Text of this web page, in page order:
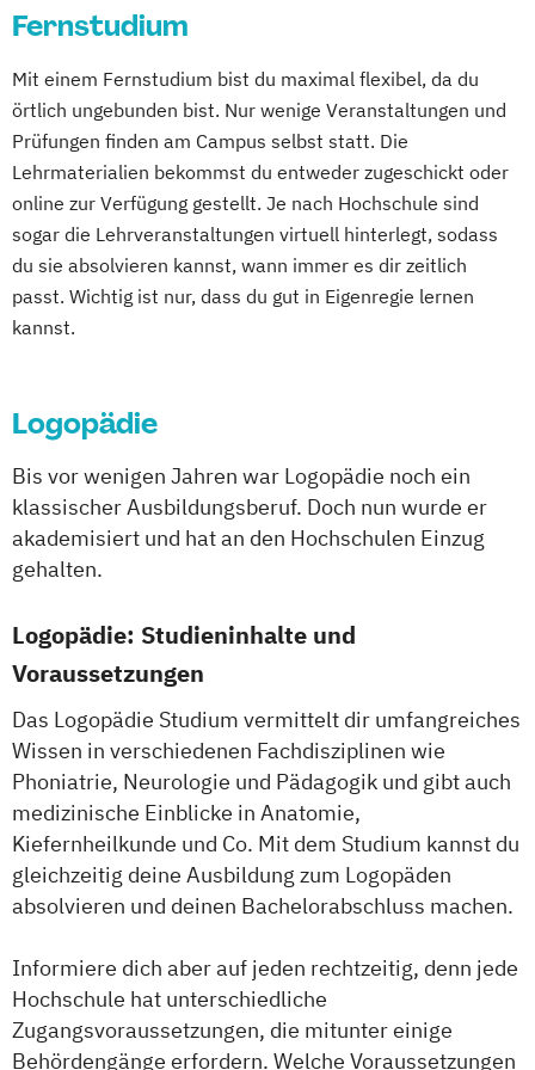
Lebensmittelmanagement und -
Lernpsychologie und integrative
Lerntherapie
Management im Gesundheitswesen
Pflege
Pharmamanagement und -technologie
Praxis- und Versorgungsmanagement
Soziale Arbeit
Soziale Arbeit im Online-Abendstudium
Therapiewissenschaften - Physiotherapie
Kindheitspädagogik Duales Studium
Komplementäre Heilverfahren in der
Schmerztherapie
Krisenmanagement im Be­völ­kerungsschutz
Logopädie
Medical Fitness & Athletic Management
Medizinalfachberufe
Pharmamanagement und
Physician Assistant Physiotherapie
Psychologie
Empowerment
Soziale Arbeit
Soziale Arbeit Duales Studium
Soziale Arbeit Präsenzstudium
Sozialmanagement
Fernstudium
Mit einem Fernstudium bist du maximal flexibel, da du
örtlich ungebunden bist. Nur wenige Veranstaltungen und
Prüfungen finden am Campus selbst statt. Die
Lehrmaterialien bekommst du entweder zugeschickt oder
online zur Verfügung gestellt. Je nach Hochschule sind
sogar die Lehrveranstaltungen virtuell hinterlegt, sodass
du sie absolvieren kannst, wann immer es dir zeitlich
passt. Wichtig ist nur, dass du gut in Eigenregie lernen
kannst.
Logopädie
Bis vor wenigen Jahren war Logopädie noch ein
klassischer Ausbildungsberuf. Doch nun wurde er
akademisiert und hat an den Hochschulen Einzug
gehalten.
Logopädie: Studieninhalte und
Voraussetzungen
Das Logopädie Studium vermittelt dir umfangreiches
Wissen in verschiedenen Fachdisziplinen wie
Phoniatrie, Neurologie und Pädagogik und gibt auch
medizinische Einblicke in Anatomie,
Kiefernheilkunde und Co. Mit dem Studium kannst du
gleichzeitig deine Ausbildung zum Logopäden
absolvieren und deinen Bachelorabschluss machen.
Informiere dich aber auf jeden rechtzeitig, denn jede
Hochschule hat unterschiedliche
Zugangsvoraussetzungen, die mitunter einige
Behördengänge erfordern. Welche Voraussetzungen